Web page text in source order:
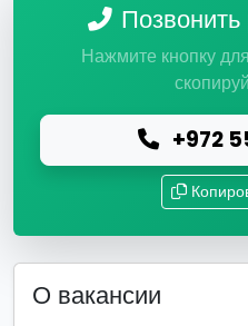
Нажмите кнопку
+972
О вакансии